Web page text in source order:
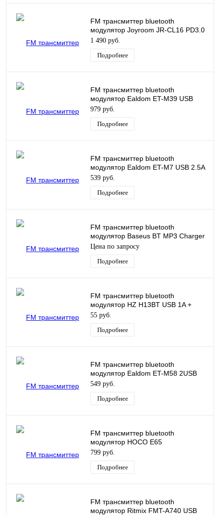
FM трансмиттер bluetooth
модулятор Joyroom JR-CL16 PD3.0
+ USB QC3.0 48W серебро
1 490 руб.
Подробнее
FM трансмиттер bluetooth
модулятор Ealdom ET-M39 USB
3.1A черный
979 руб.
Подробнее
FM трансмиттер bluetooth
модулятор Ealdom ET-M7 USB 2.5A
черный
539 руб.
Подробнее
FM трансмиттер bluetooth
модулятор Baseus BT MP3 Charger
черный BS-CH012 / C10737200112-
Z1
Цена по запросу
Подробнее
FM трансмиттер bluetooth
модулятор HZ H13BT USB 1A +
функция безопасности
55 руб.
Подробнее
FM трансмиттер bluetooth
модулятор Ealdom ET-M58 2USB
черный
549 руб.
Подробнее
FM трансмиттер bluetooth
модулятор HOCO E65
FM/TF/3.5/BT V5.0 1.35m черный
799 руб.
Подробнее
FM трансмиттер bluetooth
модулятор Ritmix FMT-A740 USB